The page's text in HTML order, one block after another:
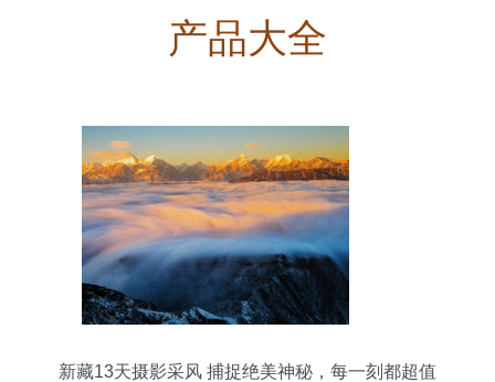
产品大全
新藏13天摄影采风 捕捉绝美神秘，每一刻都超值